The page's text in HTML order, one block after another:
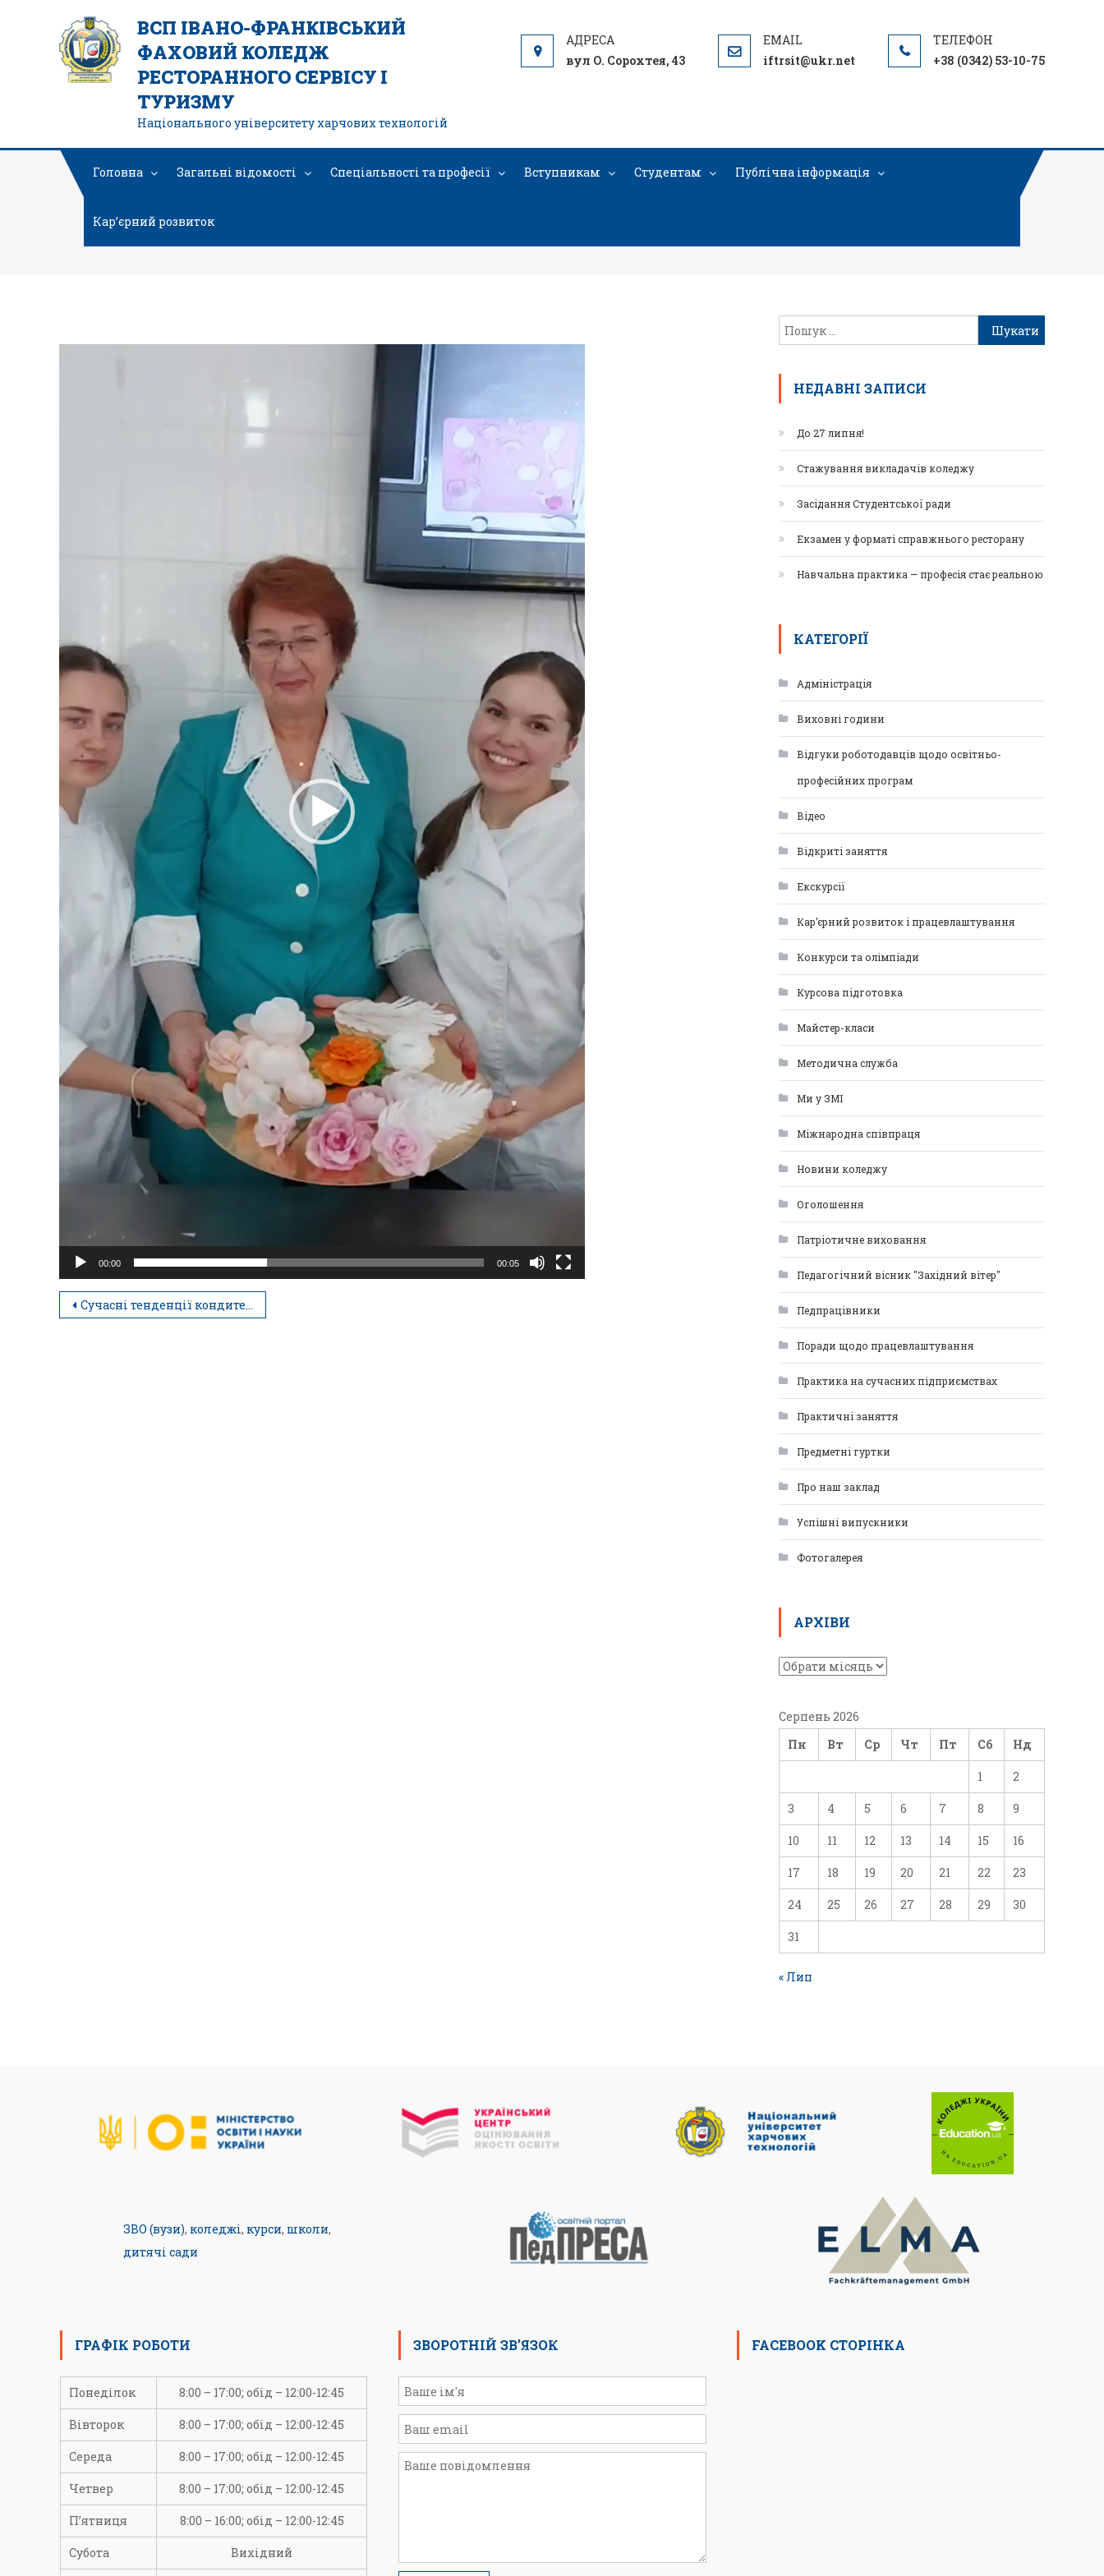
ВСП ІВАНО-ФРАНКІВСЬКИЙ
ФАХОВИЙ КОЛЕДЖ
РЕСТОРАННОГО СЕРВІСУ І
ТУРИЗМУ
Національного університету харчових технологій
вул О. Сорохтея, 43 iftrsit@ukr.net +38 (0342) 53-10-75
Головна Загальні відомості Спеціальності та професії Вступникам Студентам Публічна інформація
Кар’єрний розвиток
00:00 00:05
Сучасні тенденції кондитерського мистецтва
НЕДАВНІ ЗАПИСИ
До 27 липня!
Стажування викладачів коледжу
Засідання Студентської ради
Екзамен у форматі справжнього ресторану
Навчальна практика — професія стає реальною
КАТЕГОРІЇ
Адміністрація
Виховні години
Відгуки роботодавців щодо освітньо-
професійних програм
Відео
Відкриті заняття
Екскурсії
Кар’єрний розвиток і працевлаштування
Конкурси та олімпіади
Курсова підготовка
Майстер-класи
Методична служба
Ми у ЗМІ
Міжнародна співпраця
Новини коледжу
Оголошення
Патріотичне виховання
Педагогічний вісник "Західний вітер"
Педпрацівники
Поради щодо працевлаштування
Практика на сучасних підприємствах
Практичні заняття
Предметні гуртки
Про наш заклад
Успішні випускники
Фотогалерея
АРХІВИ
Серпень 2026
Пн
Вт Ср Чт Пт Сб Нд
1 2
3 4 5 6 7 8 9
10 11 12 13 14 15 16
17 18 19 20 21 22 23
24 25 26 27 28 29 30
31
« Лип
ЗВО (вузи), коледжі, курси, школи,
дитячі сади
ГРАФІК РОБОТИ
Понеділок 8:00 – 17:00; обід – 12:00-12:45
Вівторок 8:00 – 17:00; обід – 12:00-12:45
Середа 8:00 – 17:00; обід – 12:00-12:45
Четвер 8:00 – 17:00; обід – 12:00-12:45
П’ятниця 8:00 – 16:00; обід – 12:00-12:45
Субота Вихідний
ЗВОРОТНІЙ ЗВ’ЯЗОК FACEBOOK СТОРІНКА